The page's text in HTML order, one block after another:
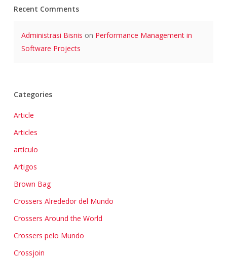
Recent Comments
Administrasi Bisnis on Performance Management in
Software Projects
Categories
Article
Articles
artículo
Artigos
Brown Bag
Crossers Alrededor del Mundo
Crossers Around the World
Crossers pelo Mundo
Crossjoin